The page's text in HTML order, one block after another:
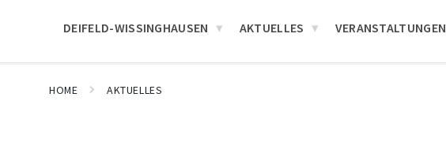
DEIFELD-WISSINGHAUSEN AKTUELLES VERANSTALTUNGEN
HOME AKTUELLES